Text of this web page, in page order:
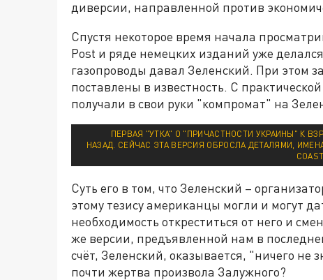
диверсии, направленной против
Спустя некоторое время начала
Post и ряде немецких изданий уже
газопроводы давал Зеленский. При этом
поставлены в известность. С
получали в свои руки "компромат" на
ПЕРВАЯ "УТКА" О "ПРИЧАСТНОСТИ УКРАИНЫ" К
НАЗАД. СЕЙЧАС ЭТА ВЕРСИЯ ОБРОСЛА ДЕТАЛЯМИ,
Суть его в том, что Зеленский –
этому тезису американцы могли и могут
необходимость откреститься от него и
же версии, предъявленной нам в
счёт, Зеленский, оказывается, "ничего не
почти жертва произвола Залужного?